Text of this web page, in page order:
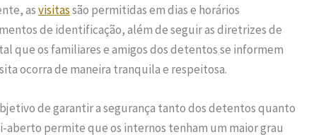
asvisitassão permitidas em dias e horários
de identificação, além de seguir as diretrizes de
que os familiares e amigos dos detentos se informem
ocorra de maneira tranquila e respeitosa.
de garantir a segurança tanto dos detentos quanto
aberto permite que os internos tenham um maior grau